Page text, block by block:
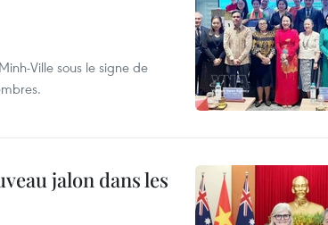
Ville sous le signe de
jalon dans les